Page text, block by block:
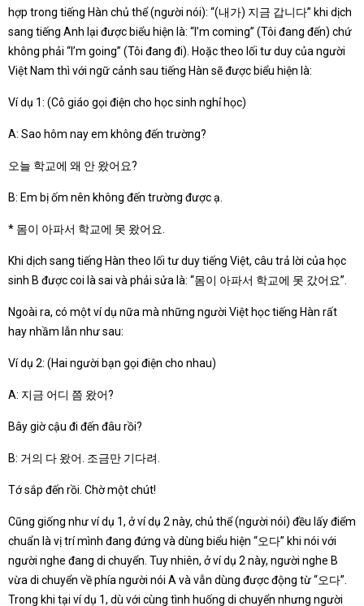
hợp trong tiếng Hàn chủ thể (người nói): “(내가) 지금 갑니다” khi dịch
sang tiếng Anh lại được biểu hiện là: “I’m coming” (Tôi đang đến) chứ
không phải “I’m going” (Tôi đang đi). Hoặc theo lối tư duy của người
Việt Nam thì với ngữ cảnh sau tiếng Hàn sẽ được biểu hiện là:
Ví dụ 1: (Cô giáo gọi điện cho học sinh nghỉ học)
A: Sao hôm nay em không đến trường?
오늘 학교에 왜 안 왔어요?
B: Em bị ốm nên không đến trường được ạ.
* 몸이 아파서 학교에 못 왔어요.
Khi dịch sang tiếng Hàn theo lối tư duy tiếng Việt, câu trả lời của học
sinh B được coi là sai và phải sửa là: “몸이 아파서 학교에 못 갔어요”.
Ngoài ra, có một ví dụ nữa mà những người Việt học tiếng Hàn rất
hay nhầm lẫn như sau:
Ví dụ 2: (Hai người bạn gọi điện cho nhau)
A: 지금 어디 쯤 왔어?
Bây giờ cậu đi đến đâu rồi?
B: 거의 다 왔어. 조금만 기다려.
Tớ sắp đến rồi. Chờ một chút!
Cũng giống như ví dụ 1, ở ví dụ 2 này, chủ thể (người nói) đều lấy điểm
chuẩn là vị trí mình đang đứng và dùng biểu hiện “오다” khi nói với
người nghe đang di chuyển. Tuy nhiên, ở ví dụ 2 này, người nghe B
vừa di chuyển về phía người nói A và vẫn dùng được động từ “오다”.
Trong khi tại ví dụ 1, dù với cùng tình huống di chuyển nhưng người